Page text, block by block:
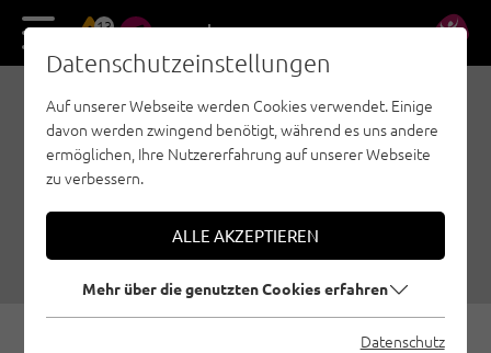
13 DE EN
REVISION AM
GÖTTERWANDL BEI
NASSEREITH
20.08.2018 | Erstellt vonThomas Wanner
Datenschutzeinstellungen
Auf unserer Webseite werden Cookies verwendet. Einige
davon werden zwingend benötigt, während es uns andere
ermöglichen, Ihre Nutzererfahrung auf unserer Webseite
zu verbessern.
ALLE AKZEPTIEREN
Mehr über die genutzten Cookies erfahren
Datenschutz